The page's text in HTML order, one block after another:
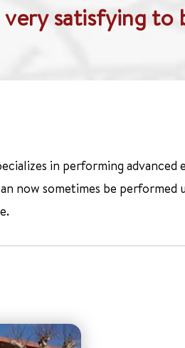
very satisfying
in performing
now sometimes be performed